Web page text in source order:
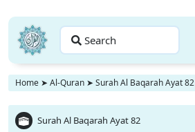
Search
Home ➤ Al-Quran ➤ Surah Al Baqarah Ayat 82
Surah Al Baqarah Ayat 82